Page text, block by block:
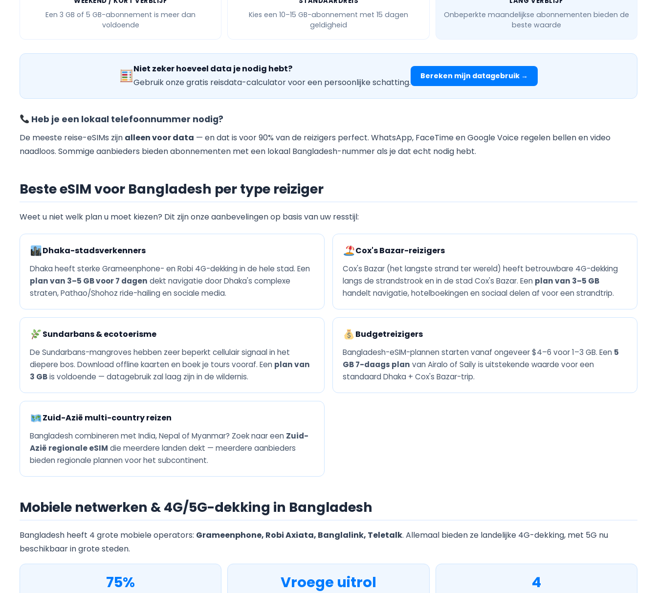
Een3 GB of 5 GB-abonnement is meer dan
voldoende
Kies een 10–15 GB-abonnement met 15 dagen
geldigheid
Onbeperkte maandelijkse abonnementen bieden de
beste waarde
Niet zeker hoeveel data je nodig hebt?
Gebruik onze gratis reisdata-calculator voor een persoonlijke schatting.
Bereken mijn datagebruik →
Heb je een lokaal telefoonnummer nodig?
De meeste reise-eSIMs zijn alleen voor data — en dat is voor 90% van de reizigers perfect. WhatsApp, FaceTime en Google Voice regelen bellen en video
naadloos. Sommige aanbieders bieden abonnementen met een lokaal Bangladesh-nummer als je dat echt nodig hebt.
Beste eSIM voor Bangladesh per type reiziger
Weet u niet welk plan u moet kiezen? Dit zijn onze aanbevelingen op basis van uw resstijl:
Dhaka-stadsverkenners
Dhaka heeft sterke Grameenphone- en Robi 4G-dekking in de hele stad. Een
plan van 3–5 GB voor 7 dagen dekt navigatie door Dhaka's complexe
straten, Pathao/Shohoz ride-hailing en sociale media.
Cox's Bazar-reizigers
Cox's Bazar (het langste strand ter wereld) heeft betrouwbare 4G-dekking
langs de strandstrook en in de stad Cox's Bazar. Een plan van 3–5 GB
handelt navigatie, hotelboekingen en sociaal delen af voor een strandtrip.
Sundarbans & ecotoerisme
De Sundarbans-mangroves hebben zeer beperkt cellulair signaal in het
diepere bos. Download offline kaarten en boek je tours vooraf. Een plan van
3 GBis voldoende — datagebruik zal laag zijn in de wildernis.
Budgetreizigers
Bangladesh-eSIM-plannen starten vanaf ongeveer $4–6 voor 1–3 GB. Een 5
GB 7-daags plan van Airalo of Saily is uitstekende waarde voor een
standaard Dhaka + Cox's Bazar-trip.
Zuid-Azië multi-country reizen
Bangladesh combineren met India, Nepal of Myanmar? Zoek naar een Zuid-
Azië regionale eSIM die meerdere landen dekt — meerdere aanbieders
bieden regionale plannen voor het subcontinent.
Mobiele netwerken & 4G/5G-dekking in Bangladesh
Bangladesh heeft 4 grote mobiele operators: Grameenphone, Robi Axiata, Banglalink, Teletalk. Allemaal bieden ze landelijke 4G-dekking, met 5G nu
beschikbaar in grote steden.
75% Vroege uitrol 4